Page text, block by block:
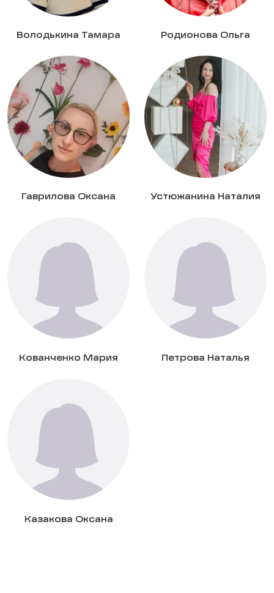
Володькина Тамара Родионова Ольга
Гаврилова Оксана Устюжанина Наталия
Кованченко Мария Петрова Наталья
Казакова Оксана